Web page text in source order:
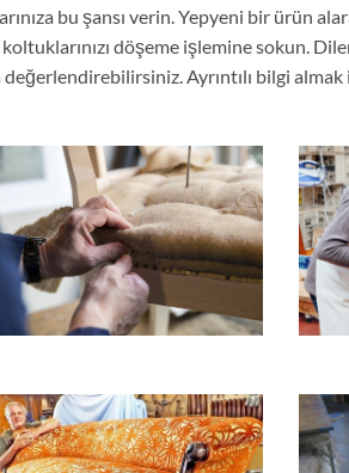
bu şansı verin. Yepyeni bir ürün
döşeme işlemine sokun.
değerlendirebilirsiniz. Ayrıntılı bilgi